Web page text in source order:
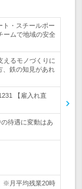
ト・スチールポー
ームで地域の安全
えるモノづくりに
、鉄の知見があれ
【雇入れ直
待遇に変動はあ
※月平均残業20時